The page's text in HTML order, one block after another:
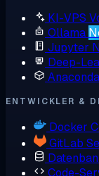
KI-VPS
Ollama
Jupyter
Deep-
Anaconda
ENTWICKLER &
Docker
GitLab
Code-